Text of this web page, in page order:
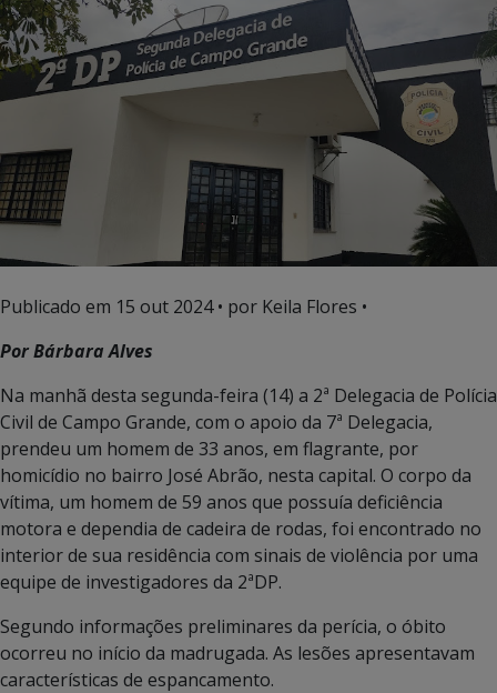
Publicado em 15 out 2024• por Keila Flores •
Por Bárbara Alves
Na manhã desta segunda-feira (14) a 2ª Delegacia de Polícia
Civil de Campo Grande, com o apoio da 7ª Delegacia,
prendeu um homem de 33 anos, em flagrante, por
homicídio no bairro José Abrão, nesta capital. O corpo da
vítima, um homem de 59 anos que possuía deficiência
motora e dependia de cadeira de rodas, foi encontrado no
interior de sua residência com sinais de violência por uma
equipe de investigadores da 2ªDP.
Segundo informações preliminares da perícia, o óbito
ocorreu no início da madrugada. As lesões apresentavam
características de espancamento.